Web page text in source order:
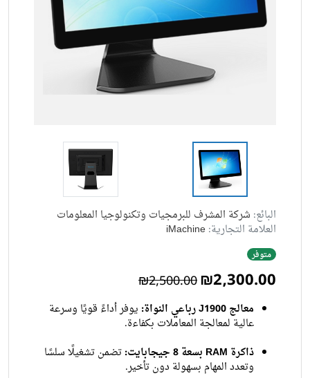
البائع: شركة المشرف للبرمجيات وتكنولوجيا المعلومات
العلامة التجارية:iMachine
متوفر
₪2,300.00
₪2,500.00
معالج J1900 رباعي النواة: يوفر أداءً قويًا وسرعة
عالية لمعالجة المعاملات بكفاءة.
ذاكرة RAM بسعة 8 جيجابايت:
تضمن تشغيلًا سلسًا
وتعدد المهام بسهولة دون تأخير.